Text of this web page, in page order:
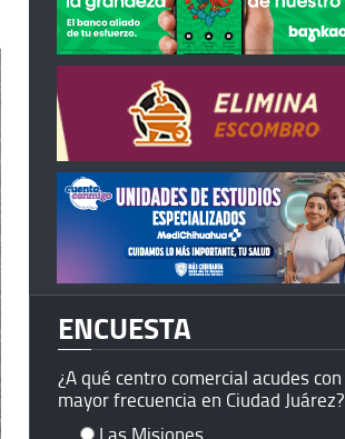
ENCUESTA
¿A qué centro comercial acudes con
mayor frecuencia en Ciudad Juárez?
Las Misiones